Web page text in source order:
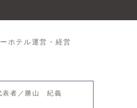
ホテル運営・経営
表者／勝山 紀義